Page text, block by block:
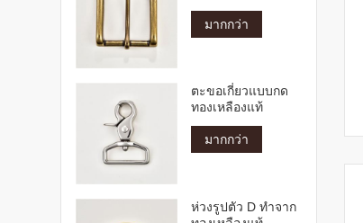
มากกว่า
ตะขอเกี่ยวแบบกด
ทองเหลืองแท้
มากกว่า
ห่วงรูปตัว D ทำจาก